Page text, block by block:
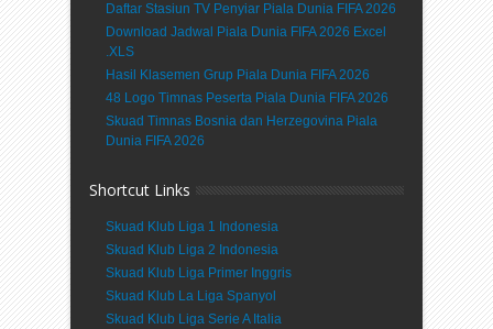
Daftar Stasiun TV Penyiar Piala Dunia FIFA 2026
Download Jadwal Piala Dunia FIFA 2026 Excel
.XLS
Hasil Klasemen Grup Piala Dunia FIFA 2026
48 Logo Timnas Peserta Piala Dunia FIFA 2026
Skuad Timnas Bosnia dan Herzegovina Piala
Dunia FIFA 2026
Shortcut Links
Skuad Klub Liga 1 Indonesia
Skuad Klub Liga 2 Indonesia
Skuad Klub Liga Primer Inggris
Skuad Klub La Liga Spanyol
Skuad Klub Liga Serie A Italia